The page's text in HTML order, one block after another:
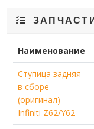
Наименование
Ступица задняя
в сборе
(оригинал)
Infiniti Z62/Y62